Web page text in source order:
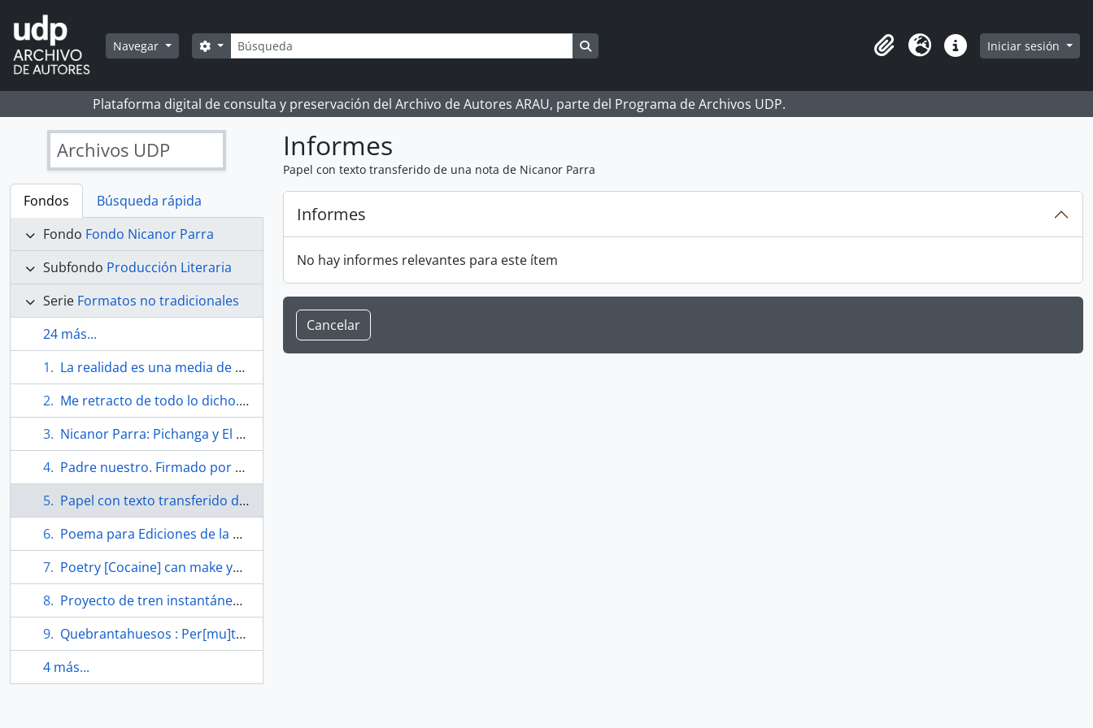
Skip to main content
Navegar Búsqueda
Search options
Portapapeles
Idioma Enlaces rápidos
Iniciar sesión
Plataforma digital de consulta y preservación del Archivo de Autores ARAU, parte del Programa de Archivos UDP.
Archivos UDP
Fondos
Búsqueda rápida
Fondo Fondo Nicanor Parra
Subfondo Producción Literaria
Serie Formatos no tradicionales
24 más...
La realidad es una media de mujer…
Me retracto de todo lo dicho. Firmado por el autor.
Nicanor Parra: Pichanga y El hombre imaginario
Padre nuestro. Firmado por el autor.
Papel con texto transferido de una nota de Nicanor Parra
Poema para Ediciones de la Amistad
Poetry [Cocaine] can make you blind
Proyecto de tren instantáneo entre Santiago y Puerto Montt. Firmado por el autor.
Quebrantahuesos : Per[mu]to nicho poco uso con calefacción por un barril con salitre
4 más...
Informes
Papel con texto transferido de una nota de Nicanor Parra
Informes
No hay informes relevantes para este ítem
Cancelar